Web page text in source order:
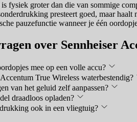
fysiek groter dan die van sommige
presteert goed, maar
pauzefunctie wanneer je één
over Sennheiser
mee op een volle accu?
True Wireless waterbestendig?
van het geluid zelf aanpassen?
draadloos opladen?
ook in een vliegtuig?